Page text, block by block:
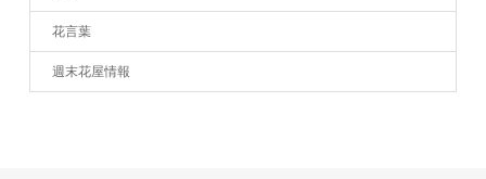
花言葉
週末花屋情報